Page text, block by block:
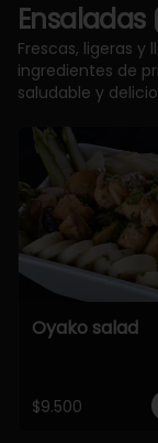
Ensaladas
Frescas, ligeras y
ingredientes de
saludable y
Oyako salad
$9.500